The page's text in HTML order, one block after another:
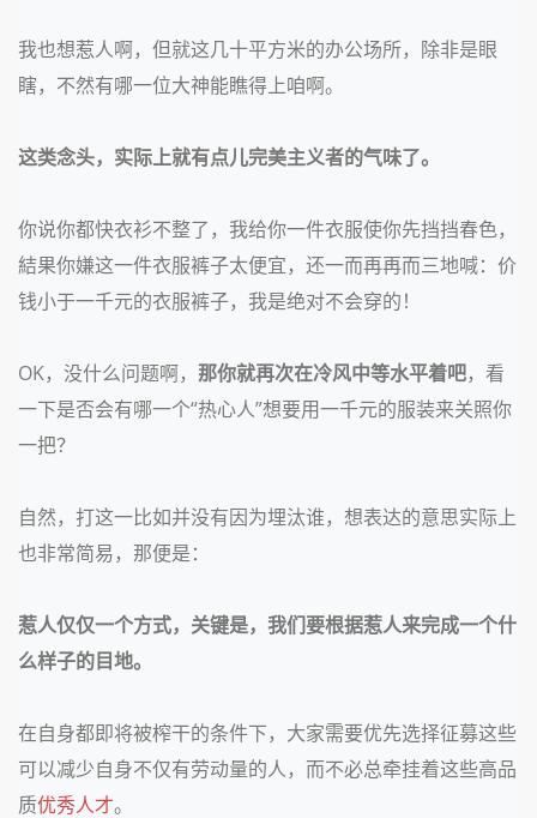
我也想惹人啊，但就这几十平方米的办公场所，除非是眼
瞎，不然有哪一位大神能瞧得上咱啊。
这类念头，实际上就有点儿完美主义者的气味了。
你说你都快衣衫不整了，我给你一件衣服使你先挡挡春色，
結果你嫌这一件衣服裤子太便宜，还一而再再而三地喊：价
钱小于一千元的衣服裤子，我是绝对不会穿的！
OK，没什么问题啊， 那你就再次在冷风中等水平着吧，看
一下是否会有哪一个“热心人”想要用一千元的服装来关照你
一把？
自然，打这一比如并没有因为埋汰谁，想表达的意思实际上
也非常简易，那便是：
惹人仅仅一个方式，关键是，我们要根据惹人来完成一个什
么样子的目地。
在自身都即将被榨干的条件下，大家需要优先选择征募这些
可以减少自身不仅有劳动量的人，而不必总牵挂着这些高品
质优秀人才。